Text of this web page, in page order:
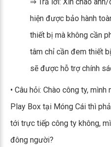
hiện được bảo hành
thiết bị mà không cần
tâm chỉ cần đem thiết
sẽ được hỗ trợ chính
• Câu hỏi: Chào công ty,
Play Box tại Móng Cái thì
tới trực tiếp công ty không,
đông người?